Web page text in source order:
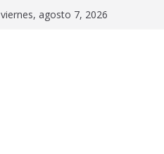
viernes, agosto 7, 2026